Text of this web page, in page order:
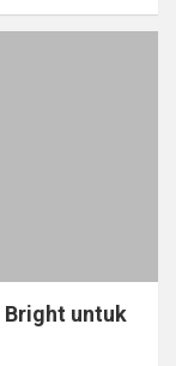
Bright untuk